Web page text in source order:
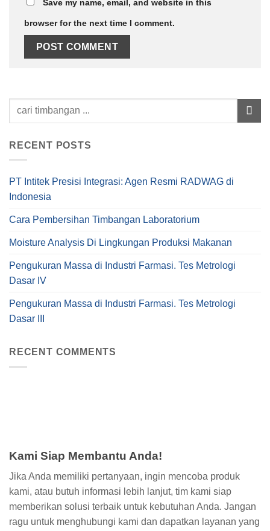
Save my name, email, and website in this
browser for the next time I comment.
RECENT POSTS
PT Intitek Presisi Integrasi: Agen Resmi RADWAG di
Indonesia
Cara Pembersihan Timbangan Laboratorium
Moisture Analysis Di Lingkungan Produksi Makanan
Pengukuran Massa di Industri Farmasi. Tes Metrologi
Dasar IV
Pengukuran Massa di Industri Farmasi. Tes Metrologi
Dasar III
RECENT COMMENTS
Kami Siap Membantu Anda!
Jika Anda memiliki pertanyaan, ingin mencoba produk
kami, atau butuh informasi lebih lanjut, tim kami siap
memberikan solusi terbaik untuk kebutuhan Anda. Jangan
ragu untuk menghubungi kami dan dapatkan layanan yang